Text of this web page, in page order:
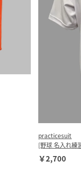
practicesuit
[野球 名入れ練
￥2,700